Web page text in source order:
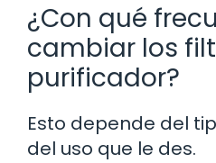
¿Con qué
cambiar los
purificador?
Esto depende del
del uso que le des.